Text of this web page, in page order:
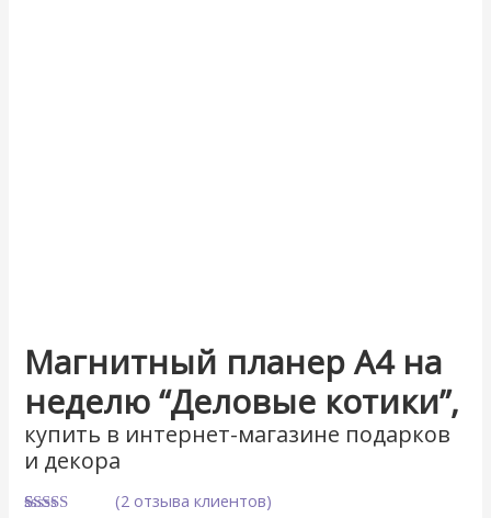
Магнитный планер А4 на
неделю “Деловые котики”,
купить в интернет-магазине подарков
и декора
(2 отзыва клиентов)